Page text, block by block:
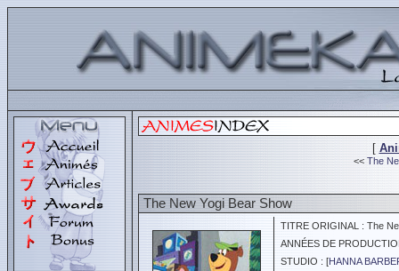
[
<< The
The New Yogi Bear Show
TITRE ORIGINAL : The
ANNÉES DE
STUDIO : [HANNA